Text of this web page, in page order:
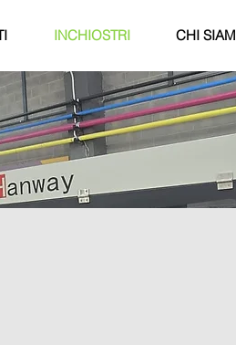
INCHIOSTRI CHI